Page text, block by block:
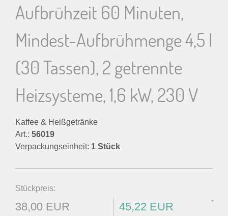
Aufbrühzeit 60 Minuten,
Mindest-Aufbrühmenge 4,5 l
(30 Tassen), 2 getrennte
Heizsysteme, 1,6 kW, 230 V
Kaffee & Heißgetränke
Art.: 56019
Verpackungseinheit: 1 Stück
Stückpreis:
38,00 EUR 45,22 EUR *